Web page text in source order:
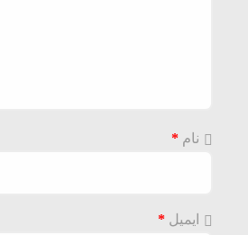
نام *
ایمیل *